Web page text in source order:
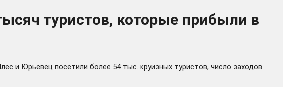
туристов, которые прибыли в
и Юрьевец посетили более 54 тыс. круизных туристов, число заходов